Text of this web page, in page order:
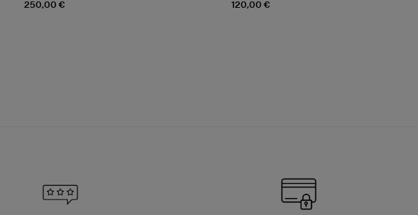
250,00 €
120,00 €